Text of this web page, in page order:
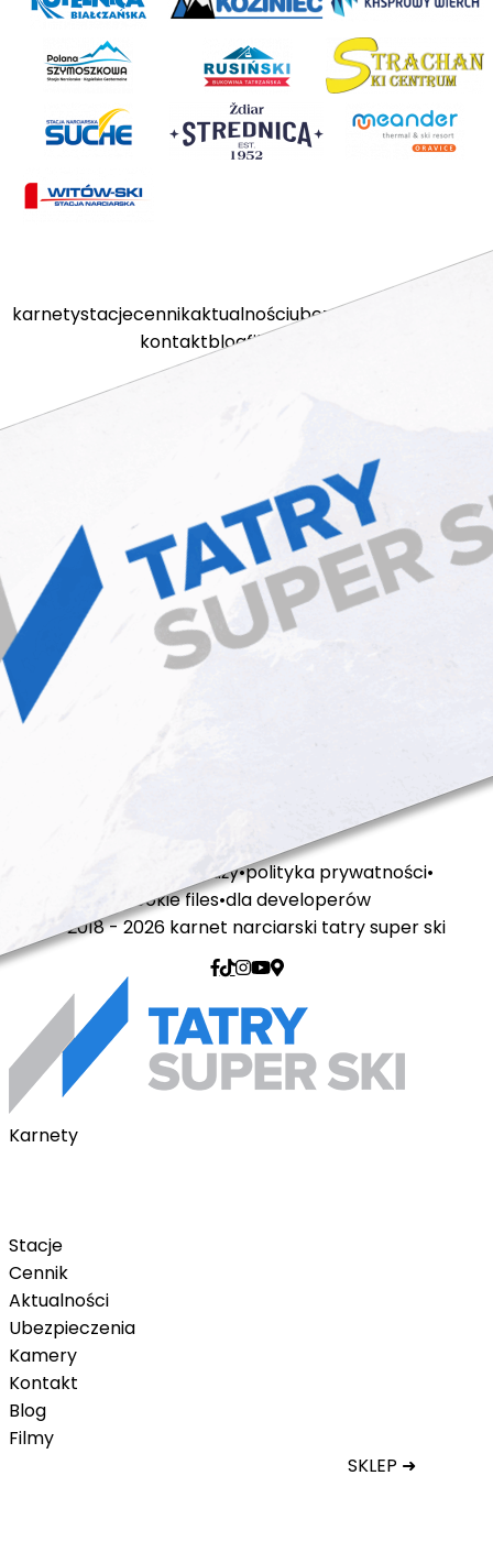
karnetystacjecennikaktualnościubezpieczenia
kontaktblogfilmy
regulamin sprzedaży polityka prywatności
cookie files dla developerów
© 2018 - 2026 karnet narciarski tatry super ski
Karnety
Stacje
Cennik
Aktualności
Ubezpieczenia
Kamery
Kontakt
Blog
Filmy
SKLEP